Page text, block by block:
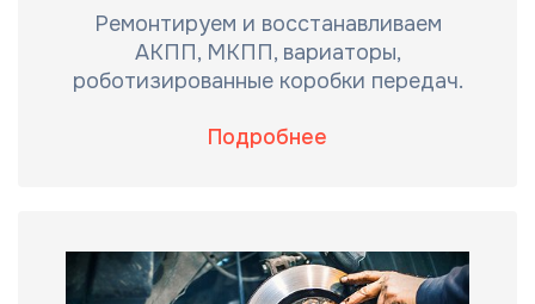
Ремонтируем и восстанавливаем
АКПП, МКПП, вариаторы,
роботизированные коробки передач.
Подробнее